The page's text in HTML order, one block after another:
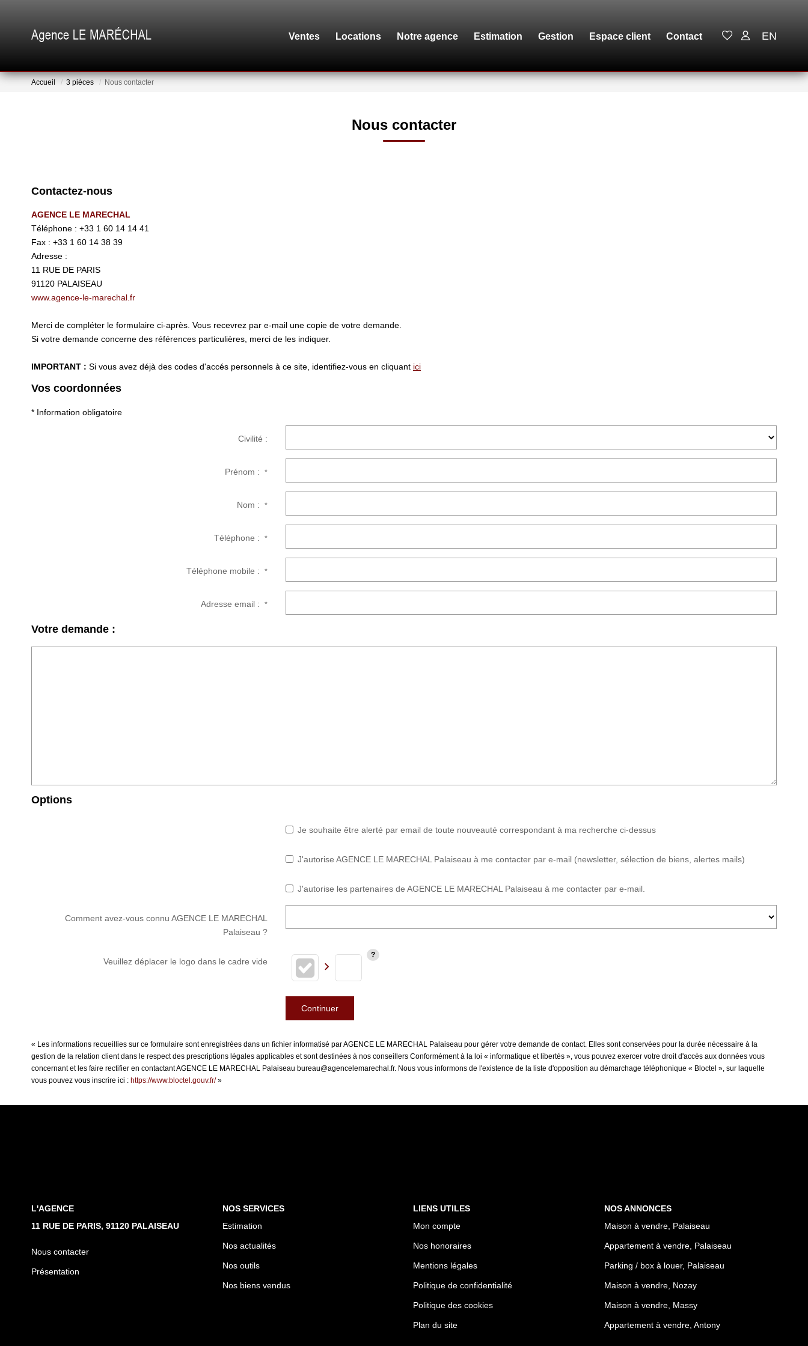
Ventes Locations Notre agence Estimation Gestion Espace client Contact EN
Accueil 3 pièces Nous contacter
Nous contacter
Contactez-nous
AGENCE LE MARECHAL
Téléphone : +33 1 60 14 14 41
Fax : +33 1 60 14 38 39
Adresse :
11 RUE DE PARIS
91120 PALAISEAU
www.agence-le-marechal.fr
Merci de compléter le formulaire ci-après. Vous recevrez par e-mail une copie de votre demande.
Si votre demande concerne des références particulières, merci de les indiquer.
IMPORTANT : Si vous avez déjà des codes d'accés personnels à ce site, identifiez-vous en cliquant ici
Vos coordonnées
* Information obligatoire
Civilité :
Prénom :*
Nom :*
Téléphone :*
Téléphone mobile :*
Adresse email :*
Votre demande :
Options
Je souhaite être alerté par email de toute nouveauté correspondant à ma recherche ci-dessus
J'autorise AGENCE LE MARECHAL Palaiseau à me contacter par e-mail (newsletter, sélection de biens, alertes mails)
J'autorise les partenaires de AGENCE LE MARECHAL Palaiseau à me contacter par e-mail.
Comment avez-vous connu AGENCE LE MARECHAL
Palaiseau ?
Veuillez déplacer le logo dans le cadre vide
Continuer
« Les informations recueillies sur ce formulaire sont enregistrées dans un fichier informatisé par AGENCE LE MARECHAL Palaiseau pour gérer votre demande de contact. Elles sont conservées pour la durée nécessaire à la
gestion de la relation client dans le respect des prescriptions légales applicables et sont destinées à nos conseillers Conformément à la loi « informatique et libertés », vous pouvez exercer votre droit d'accès aux données vous
concernant et les faire rectifier en contactant AGENCE LE MARECHAL Palaiseau bureau@agencelemarechal.fr. Nous vous informons de l'existence de la liste d'opposition au démarchage téléphonique « Bloctel », sur laquelle
vous pouvez vous inscrire ici : https://www.bloctel.gouv.fr/»
L'AGENCE
11 RUE DE PARIS, 91120 PALAISEAU
Nous contacter
Présentation
NOS SERVICES
Estimation
Nos actualités
Nos outils
Nos biens vendus
LIENS UTILES
Mon compte
Nos honoraires
Mentions légales
Politique de confidentialité
Politique des cookies
Plan du site
NOS ANNONCES
Maison à vendre, Palaiseau
Appartement à vendre, Palaiseau
Parking / box à louer, Palaiseau
Maison à vendre, Nozay
Maison à vendre, Massy
Appartement à vendre, Antony